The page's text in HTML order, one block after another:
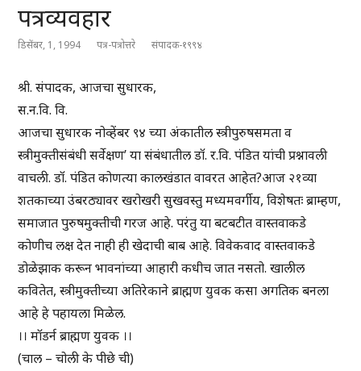
पत्रव्यवहार
डिसेंबर, 1, 1994 पत्र-पत्रोत्तरे संपादक-१९९४
श्री. संपादक, आजचा सुधारक,
स.न.वि. वि.
आजचा सुधारक नोव्हेंबर ९४ च्या अंकातील स्त्रीपुरुषसमता व
स्त्रीमुक्तीसंबंधी सर्वेक्षण’ या संबंधातील डॉ. र.वि. पंडित यांची प्रश्नावली
वाचली. डॉ. पंडित कोणत्या कालखंडात वावरत आहेत?आज २१व्या
शतकाच्या उंबरठ्यावर खरोखरी सुखवस्तु मध्यमवर्गीय, विशेषतः ब्राम्हण,
समाजात पुरुषमुक्तीची गरज आहे. परंतु या बटबटीत वास्तवाकडे
कोणीच लक्ष देत नाही ही खेदाची बाब आहे. विवेकवाद वास्तवाकडे
डोळेझाक करून भावनांच्या आहारी कधीच जात नसतो. खालील
कवितेत, स्त्रीमुक्तीच्या अतिरेकाने ब्राह्मण युवक कसा अगतिक बनला
आहे हे पहायला मिळेल.
।। मॉडर्न ब्राह्मण युवक ।।
(चाल – चोली के पीछे ची)